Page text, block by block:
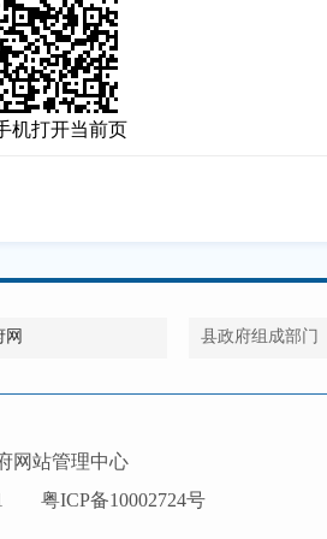
机打开当前页
网 县政府组成部门
网站管理中心
粤ICP备10002724号